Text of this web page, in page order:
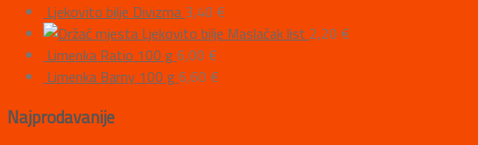
Ljekovito bilje Divizma 3,40 €
Ljekovito bilje Maslačak list 2,20 €
Limenka Ratio 100 g 6,00 €
Limenka Barny 100 g 6,60 €
Najprodavanije